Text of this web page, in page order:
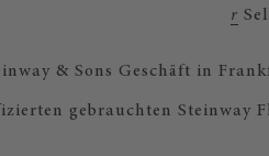
r
& Sons Geschäft in
gebrauchten Steinway